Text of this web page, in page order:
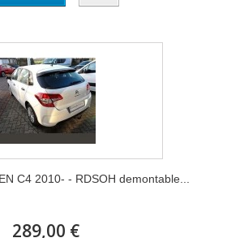
C4 2010- - RDSOH demontable...
289,00 €